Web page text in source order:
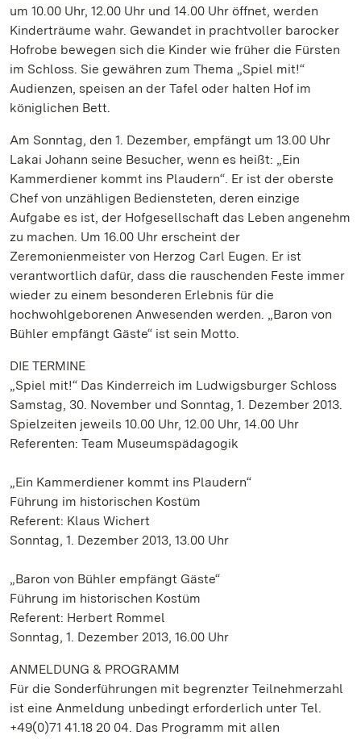
um 10.00 Uhr, 12.00 Uhr und 14.00 Uhr öffnet, werden
Kinderträume wahr. Gewandet in prachtvoller barocker
Hofrobe bewegen sich die Kinder wie früher die Fürsten
im Schloss. Sie gewähren zum Thema „Spiel mit!“
Audienzen, speisen an der Tafel oder halten Hof im
königlichen Bett.
Am Sonntag, den 1. Dezember, empfängt um 13.00 Uhr
Lakai Johann seine Besucher, wenn es heißt: „Ein
Kammerdiener kommt ins Plaudern“. Er ist der oberste
Chef von unzähligen Bediensteten, deren einzige
Aufgabe es ist, der Hofgesellschaft das Leben angenehm
zu machen. Um 16.00 Uhr erscheint der
Zeremonienmeister von Herzog Carl Eugen. Er ist
verantwortlich dafür, dass die rauschenden Feste immer
wieder zu einem besonderen Erlebnis für die
hochwohlgeborenen Anwesenden werden. „Baron von
Bühler empfängt Gäste“ ist sein Motto.
DIE TERMINE
„Spiel mit!“ Das Kinderreich im Ludwigsburger Schloss
Samstag, 30. November und Sonntag, 1. Dezember 2013.
Spielzeiten jeweils 10.00 Uhr, 12.00 Uhr, 14.00 Uhr
Referenten: Team Museumspädagogik
„Ein Kammerdiener kommt ins Plaudern“
Führung im historischen Kostüm
Referent: Klaus Wichert
Sonntag, 1. Dezember 2013, 13.00 Uhr
„Baron von Bühler empfängt Gäste“
Führung im historischen Kostüm
Referent: Herbert Rommel
Sonntag, 1. Dezember 2013, 16.00 Uhr
ANMELDUNG & PROGRAMM
Für die Sonderführungen mit begrenzter Teilnehmerzahl
ist eine Anmeldung unbedingt erforderlich unter Tel.
+49(0)71 41.18 20 04. Das Programm mit allen